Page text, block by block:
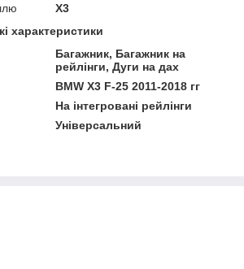
X3
характеристики
Багажник, Багажник на
рейлінги, Дуги на дах
BMW X3 F-25 2011-2018 гг
На інтегровані рейлінги
Універсальний